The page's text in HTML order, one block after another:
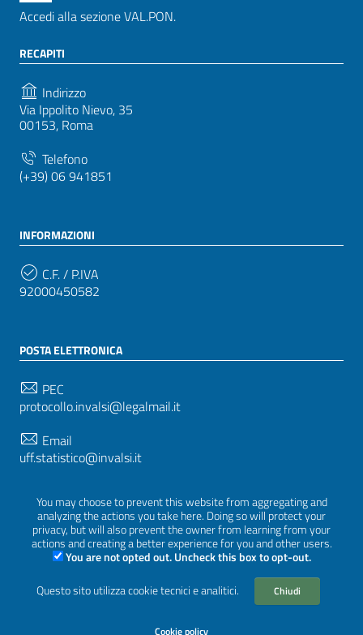
You may choose to prevent this website from aggregating and
analyzing the actions you take here. Doing so will protect your
privacy, but will also prevent the owner from learning from your
actions and creating a better experience for you and other users.
You are not opted out. Uncheck this box to opt-out.
Questo sito utilizza cookie tecnici e analitici.
Chiudi
Cookie policy
Accedi alla sezione VAL.PON.
RECAPITI
Indirizzo
Via Ippolito Nievo, 35
00153, Roma
Telefono
(+39) 06 941851
INFORMAZIONI
C.F. / P.IVA
92000450582
POSTA ELETTRONICA
PEC
protocollo.invalsi@legalmail.it
Email
uff.statistico@invalsi.it
restituzione.dati@invalsi.it
SEGUICI SU